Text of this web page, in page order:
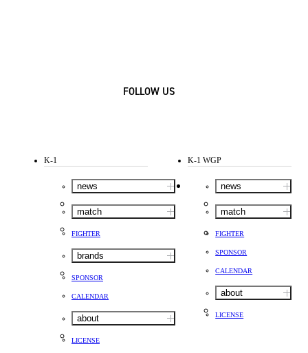
FOLLOW US
K-1
news
match
FIGHTER
brands
SPONSOR
CALENDAR
about
LICENSE
K-1 WGP
news
match
FIGHTER
SPONSOR
CALENDAR
about
LICENSE